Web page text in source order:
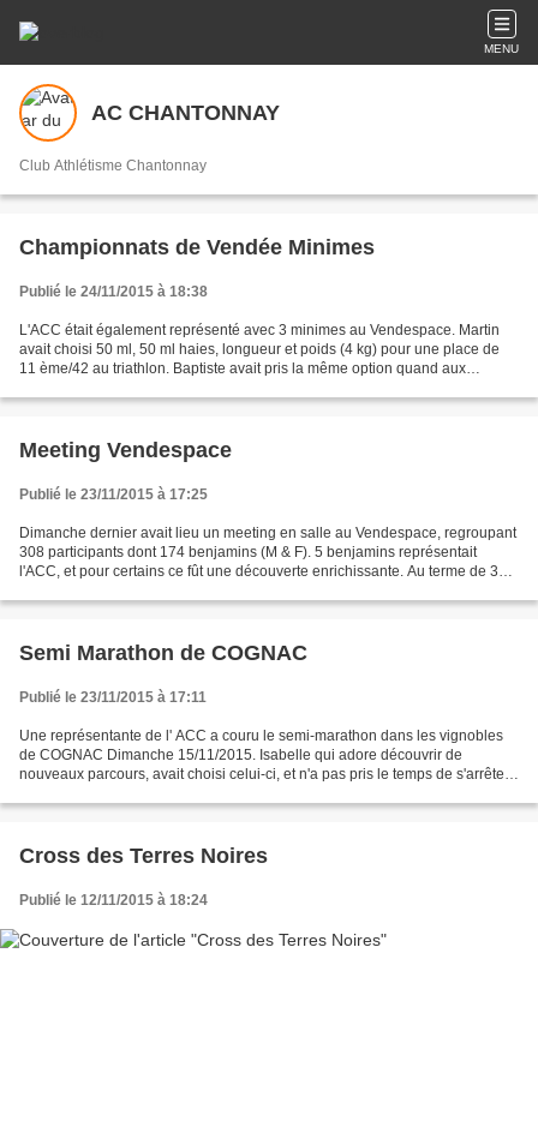
MENU
AC CHANTONNAY
Club Athlétisme Chantonnay
Championnats de Vendée Minimes
Publié le 24/11/2015 à 18:38
L'ACC était également représenté avec 3 minimes au Vendespace. Martin
avait choisi 50 ml, 50 ml haies, longueur et poids (4 kg) pour une place de
11 ème/42 au triathlon. Baptiste avait pris la même option quand aux
Meeting Vendespace
Publié le 23/11/2015 à 17:25
Dimanche dernier avait lieu un meeting en salle au Vendespace, regroupant
308 participants dont 174 benjamins (M & F). 5 benjamins représentait
l'ACC, et pour certains ce fût une découverte enrichissante. Au terme de 3
Semi Marathon de COGNAC
Publié le 23/11/2015 à 17:11
Une représentante de l' ACC a couru le semi-marathon dans les vignobles
de COGNAC Dimanche 15/11/2015. Isabelle qui adore découvrir de
nouveaux parcours, avait choisi celui-ci, et n'a pas pris le temps de s'arrêter
Cross des Terres Noires
Publié le 12/11/2015 à 18:24